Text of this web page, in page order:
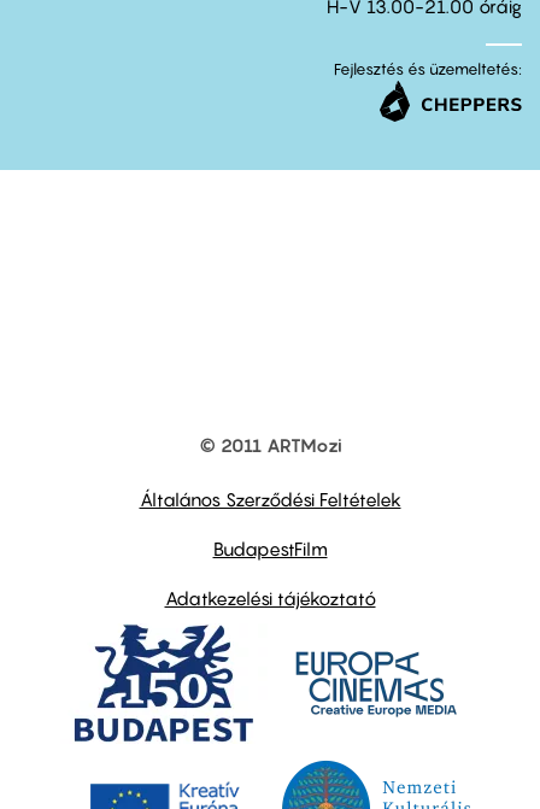
H-V 13.00-21.00 óráig
Fejlesztés és üzemeltetés:
© 2011 ARTMozi
Általános Szerződési Feltételek
BudapestFilm
Adatkezelési tájékoztató